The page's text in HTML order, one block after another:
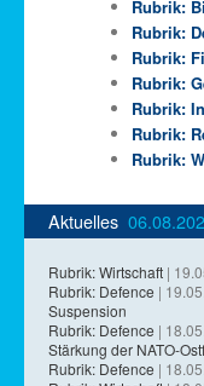
Rubrik:
Rubrik:
Rubrik:
Rubrik:
Rubrik:
Rubrik:
Rubrik:
Aktuelles
Rubrik: Wirtschaft |
Rubrik: Defence |
Suspension
Rubrik: Defence |
Stärkung der NATO-
Rubrik: Defence |